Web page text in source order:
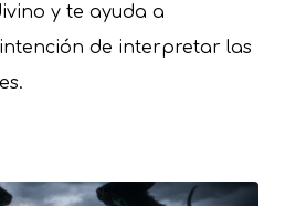
y te ayuda a
de interpretar las